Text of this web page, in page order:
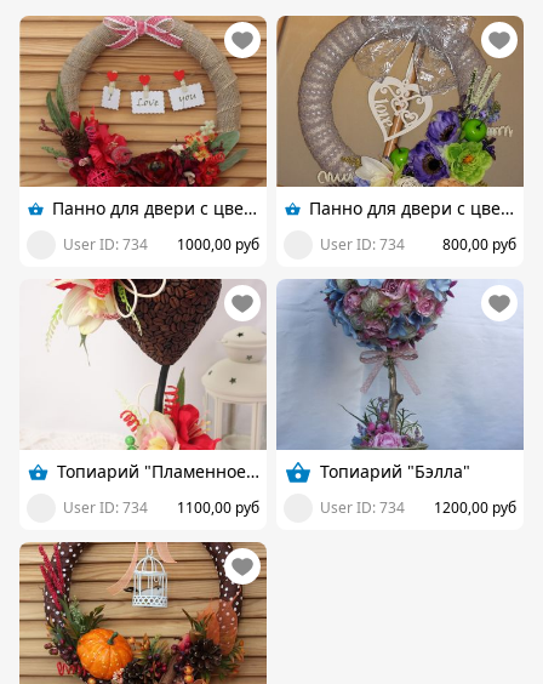
Панно для двери с цветами и фруктами
User ID: 734 1000,00 руб
Панно для двери с цветами и фруктами
User ID: 734 800,00 руб
Топиарий "Пламенное сердце"
User ID: 734 1100,00 руб
Топиарий "Бэлла"
User ID: 734 1200,00 руб